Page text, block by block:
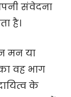
संवेदना
है।
मन या
वह भाग
के